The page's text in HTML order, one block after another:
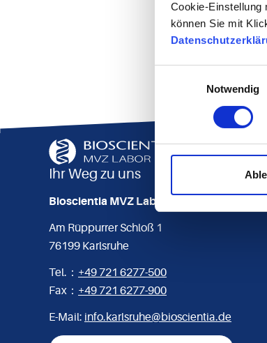
Cookie-Einstellung
können Sie mit
Notwendig
Ihr Weg zu uns
Bioscientia MVZ Labor Karlsruhe GmbH
Am Rüppurrer Schloß 1
76199 Karlsruhe
Tel.： +49 721 6277-500
Fax： +49 721 6277-900
E-Mail: info.karlsruhe@bioscientia.de